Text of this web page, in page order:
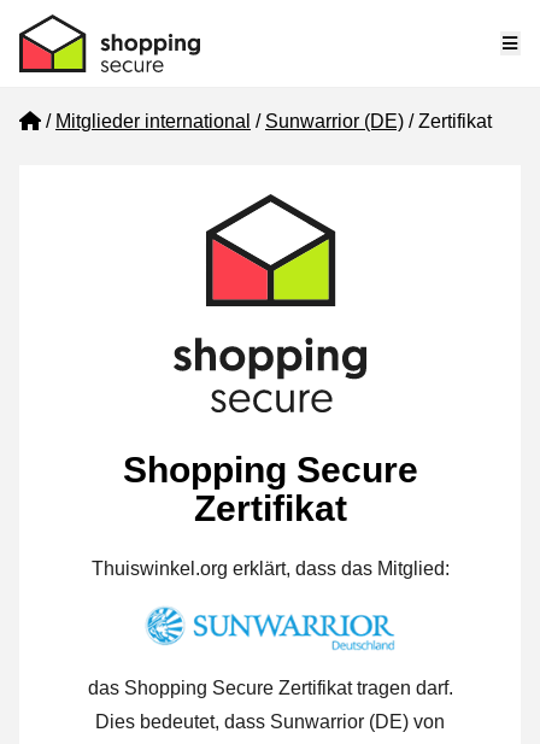
Home
Mitglieder international Sunwarrior (DE) Zertifikat
Shopping Secure
Zertifikat
Thuiswinkel.org erklärt, dass das Mitglied:
das Shopping Secure Zertifikat tragen darf.
Dies bedeutet, dass Sunwarrior (DE) von